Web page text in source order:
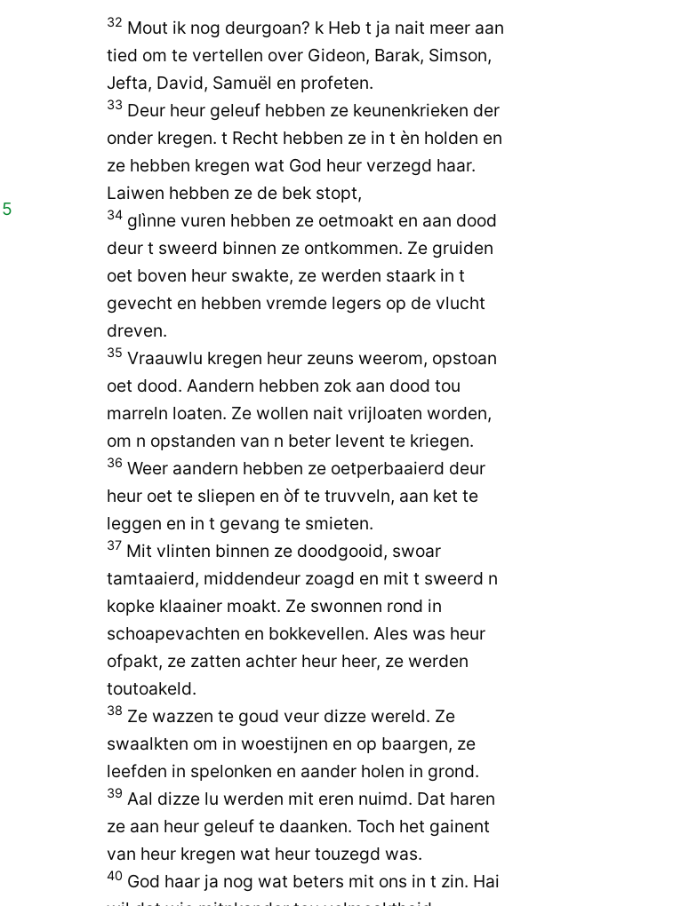
32 Mout ik nog deurgoan? k Heb t ja nait meer aan
tied om te vertellen over Gideon, Barak, Simson,
Jefta, David, Samuël en profeten.
33 Deur heur geleuf hebben ze keunenkrieken der
onder kregen. t Recht hebben ze in t èn holden en
ze hebben kregen wat God heur verzegd haar.
Laiwen hebben ze de bek stopt,
34 glìnne vuren hebben ze oetmoakt en aan dood
deur t sweerd binnen ze ontkommen. Ze gruiden
oet boven heur swakte, ze werden staark in t
gevecht en hebben vremde legers op de vlucht
dreven.
35 Vraauwlu kregen heur zeuns weerom, opstoan
oet dood. Aandern hebben zok aan dood tou
marreln loaten. Ze wollen nait vrijloaten worden,
om n opstanden van n beter levent te kriegen.
36 Weer aandern hebben ze oetperbaaierd deur
heur oet te sliepen en òf te truvveln, aan ket te
leggen en in t gevang te smieten.
37 Mit vlinten binnen ze doodgooid, swoar
tamtaaierd, middendeur zoagd en mit t sweerd n
kopke klaainer moakt. Ze swonnen rond in
schoapevachten en bokkevellen. Ales was heur
ofpakt, ze zatten achter heur heer, ze werden
toutoakeld.
38 Ze wazzen te goud veur dizze wereld. Ze
swaalkten om in woestijnen en op baargen, ze
leefden in spelonken en aander holen in grond.
39 Aal dizze lu werden mit eren nuimd. Dat haren
ze aan heur geleuf te daanken. Toch het gainent
van heur kregen wat heur touzegd was.
40 God haar ja nog wat beters mit ons in t zin. Hai